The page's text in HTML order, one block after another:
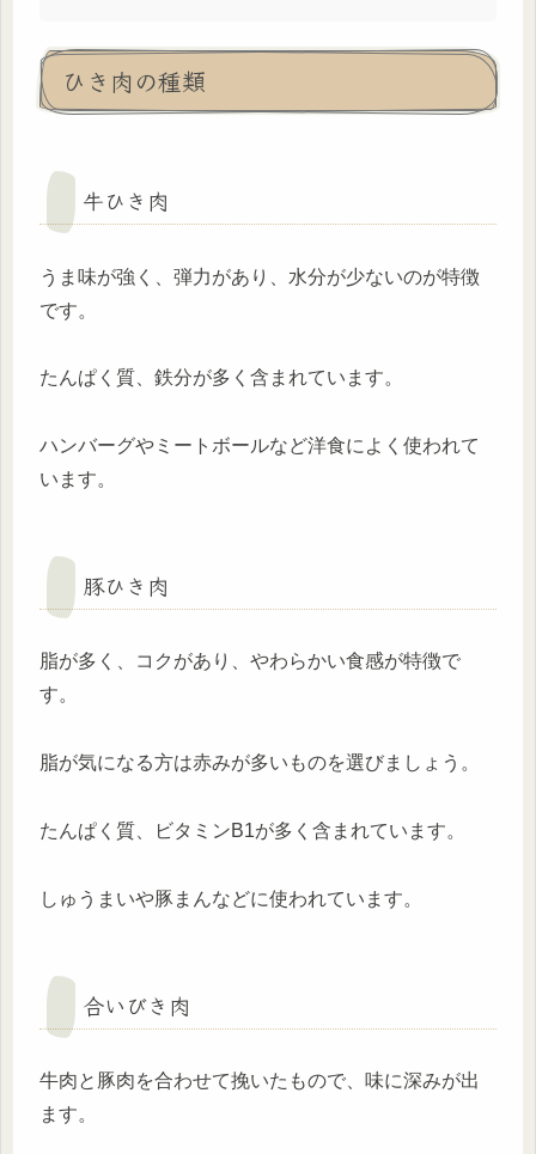
ひき肉の種類
牛ひき肉
うま味が強く、弾力があり、水分が少ないのが特徴
です。
たんぱく質、鉄分が多く含まれています。
ハンバーグやミートボールなど洋食によく使われて
います。
豚ひき肉
脂が多く、コクがあり、やわらかい食感が特徴で
す。
脂が気になる方は赤みが多いものを選びましょう。
たんぱく質、ビタミンB1が多く含まれています。
しゅうまいや豚まんなどに使われています。
合いびき肉
牛肉と豚肉を合わせて挽いたもので、味に深みが出
ます。